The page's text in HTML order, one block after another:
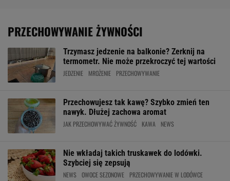
PRZECHOWYWANIE ŻYWNOŚCI
Trzymasz jedzenie na balkonie? Zerknij na
termometr. Nie może przekroczyć tej wartości
JEDZENIE MROŻENIE PRZECHOWYWANIE
Przechowujesz tak kawę? Szybko zmień ten
nawyk. Dłużej zachowa aromat
JAK PRZECHOWYWAĆ ŻYWNOŚĆ KAWA NEWS
Nie wkładaj takich truskawek do lodówki.
Szybciej się zepsują
NEWS OWOCE SEZONOWE PRZECHOWYWANIE W LODÓWCE